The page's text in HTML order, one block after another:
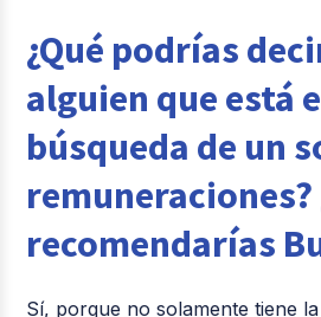
¿Qué podrías
alguien que está
búsqueda de un
remuneraciones?
recomendarías
Sí, porque no solamente tiene